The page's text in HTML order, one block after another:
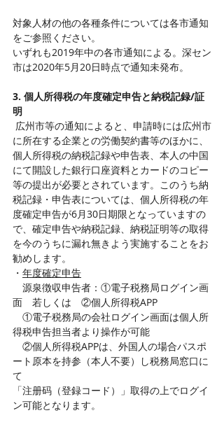
対象人材の他の各種条件については各市通知
をご参照ください。
いずれも2019年中の各市通知による。深セン
市は2020年5月20日時点で通知未発布。
3. 個人所得税の年度確定申告と納税記録/証
明
に所在する企業との労働契約書等のほかに、
個人所得税の納税記録や申告表、本人の中国
にて開設した銀行口座資料とカードのコピー
等の提出が必要とされています。このうち納
税記録・申告表については、個人所得税の年
度確定申告が6月30日期限となっていますの
で、確定申告や納税記録、納税証明等の取得
を今のうちに漏れ無きよう実施することをお
勧めします。
・ 年度確定申告
源泉徴収申告者：①電子税務局ログイン画
面　若しくは　②個人所得税APP
①電子税務局の会社ログイン画面は個人所
得税申告担当者より操作が可能
②個人所得税APPは、外国人の場合パスポ
ート原本を持参（本人不要）し税務局窓口に
て
「注册码（登録コード）」取得の上でログイ
ン可能となります。